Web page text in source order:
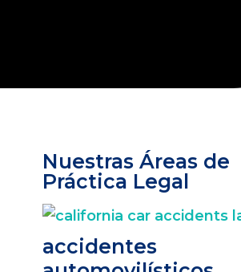
Nuestras Áreas de
Práctica Legal
accidentes